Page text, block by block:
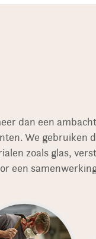
dan een
We gebruiken
zoals glas,
een